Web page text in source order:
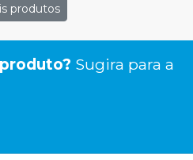
produtos
Sugira para a